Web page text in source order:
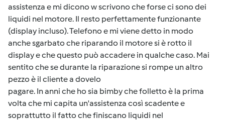
assistenza e mi dicono w scrivono che forse ci sono dei
liquidi nel motore. Il resto perfettamente funzionante
(display incluso). Telefono e mi viene detto in modo
anche sgarbato che riparando il motore si è rotto il
display e che questo può accadere in qualche caso. Mai
sentito che se durante la riparazione si rompe un altro
pezzo è il cliente a dovelo
pagare. In anni che ho sia bimby che folletto è la prima
volta che mi capita un'assistenza così scadente e
soprattutto il fatto che finiscano liquidi nel